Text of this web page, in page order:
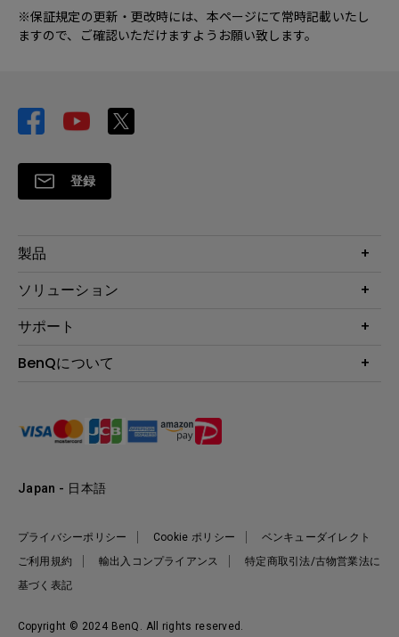
※保証規定の更新・更改時には、本ページにて常時記載いたし
ますので、ご確認いただけますようお願い致します。
登録
製品
プロジェクター
照明
Webカメラ
ソリューション
ビジネス向け
知識ページ
AQCOLOR
e-Sports
サポート
サポート
製品保守サービス終了のご案内
BenQについて
リーダーシップ
ニュース
Copyright © 2024 BenQ. All rights reserved.
プライバシーポリシー Cookie ポリシー
ベンキューダイレクト
ご利用規約
輸出入コンプライアンス
特定商取引法/古物営業法に
基づく表記
Japan - 日本語